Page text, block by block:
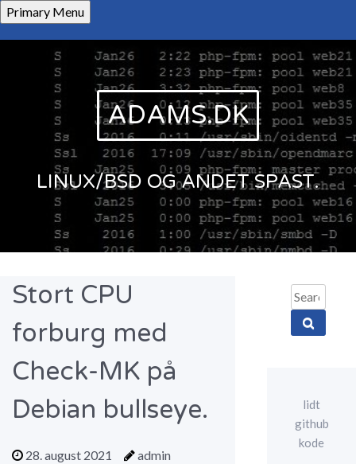
Skip
to
Primary Menu
ADAMS.DK
LINUX/BSD OG ANDET SPAST.
Stort CPU
forburg med
Check-MK på
Debian bullseye.
28. august 2021
admin
Search
for:
lidt
github
kode